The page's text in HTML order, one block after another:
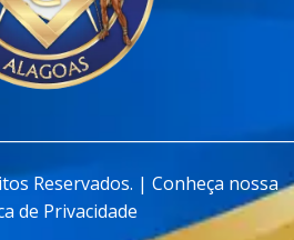
Reservados. | Conheça nossa
de Privacidade